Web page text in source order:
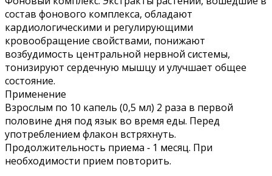
состав фонового комплекса, обладают
кардиологическими и регулирующими
кровообращение свойствами, понижают
возбудимость центральной нервной системы,
тонизируют сердечную мышцу и улучшает общее
состояние.
Применение
Взрослым по 10 капель (0,5 мл) 2 раза в первой
половине дня под язык во время еды. Перед
употреблением флакон встряхнуть.
Продолжительность приема ‑ 1 месяц. При
необходимости прием повторить.